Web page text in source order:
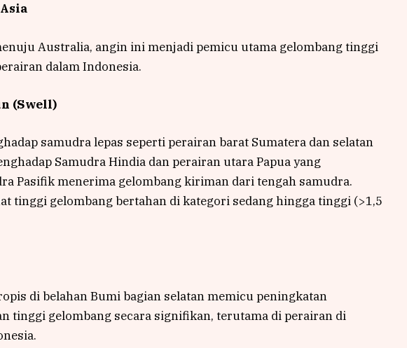
Australia, angin ini menjadi pemicu utama gelombang tinggi
dalam Indonesia.
(Swell)
samudra lepas seperti perairan barat Sumatera dan selatan
Samudra Hindia dan perairan utara Papua yang
Pasifik menerima gelombang kiriman dari tengah samudra.
tinggi gelombang bertahan di kategori sedang hingga tinggi (>1,5
di belahan Bumi bagian selatan memicu peningkatan
tinggi gelombang secara signifikan, terutama di perairan di